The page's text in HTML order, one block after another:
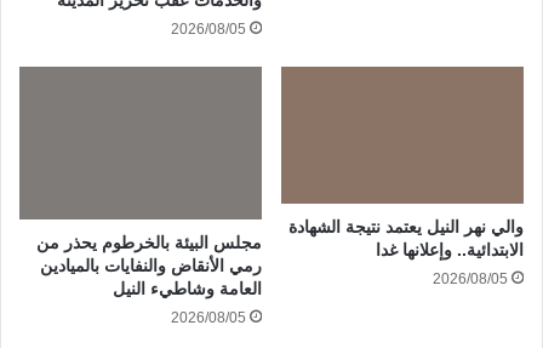
2026/08/05
والي نهر النيل يعتمد نتيجة الشهادة
الابتدائية.. وإعلانها غدا
2026/08/05
مجلس البيئة بالخرطوم يحذر من
رمي الأنقاض والنفايات بالميادين
العامة وشاطيء النيل
2026/08/05